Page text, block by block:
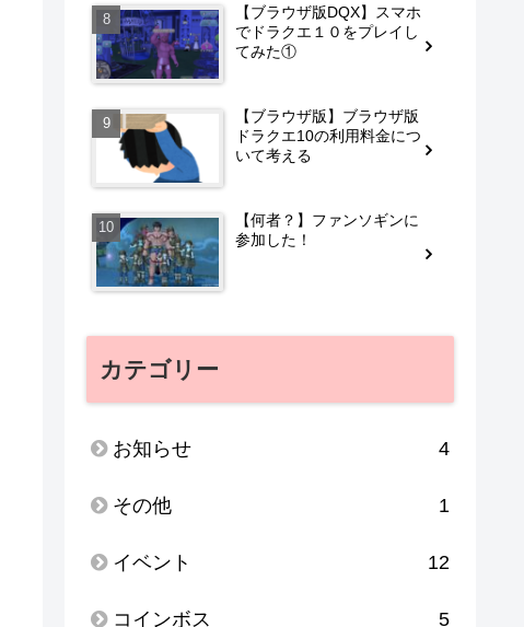
【ブラウザ版DQX】スマホ
でドラクエ１０をプレイし
てみた①
【ブラウザ版】ブラウザ版
ドラクエ10の利用料金につ
いて考える
【何者？】ファンソギンに
参加した！
カテゴリー
お知らせ 4
その他 1
イベント 12
コインボス 5